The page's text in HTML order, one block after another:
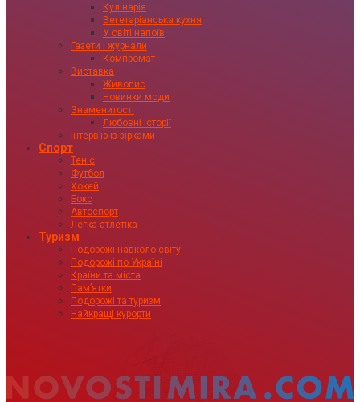
Кулінарія
Вегетаріанська кухня
У світі напоїв
Газети і журнали
Компромат
Виставка
Живопис
Новинки моди
Знаменитості
Любовні історії
Інтервʼю із зірками
Спорт
Теніс
Футбол
Хокей
Бокс
Автоспорт
Легка атлетіка
Туризм
Подорожі навколо світу
Подорожі по Україні
Країни та міста
Пам’ятки
Подорожі та туризм
Найкращі курорти